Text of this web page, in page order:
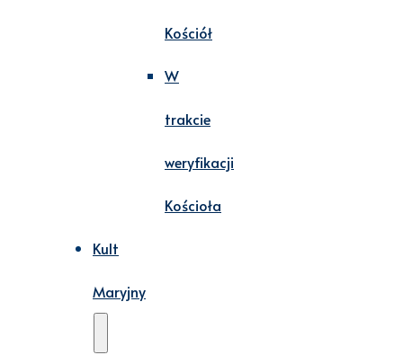
Kościół
W
trakcie
weryfikacji
Kościoła
Kult
Maryjny